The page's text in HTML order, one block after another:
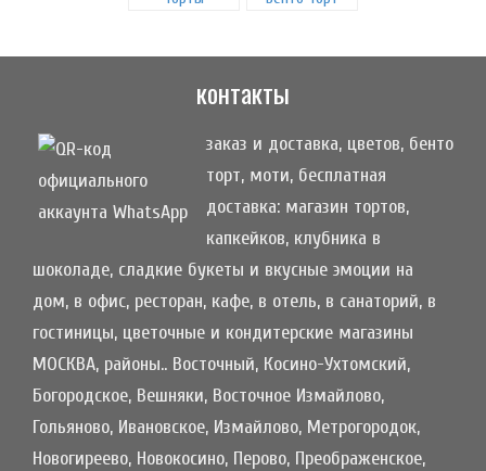
контакты
заказ и доставка, цветов, бенто
торт, моти, бесплатная
доставка: магазин тортов,
капкейков, клубника в
шоколаде, сладкие букеты и вкусные эмоции на
дом, в офис, ресторан, кафе, в отель, в санаторий, в
гостиницы, цветочные и кондитерские магазины
МОСКВА, районы.. Восточный, Косино-Ухтомский,
Богородское, Вешняки, Восточное Измайлово,
Гольяново, Ивановское, Измайлово, Метрогородок,
Новогиреево, Новокосино, Перово, Преображенское,